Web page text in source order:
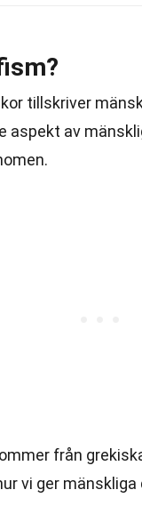
tillskriver
aspekt av
från
vi ger